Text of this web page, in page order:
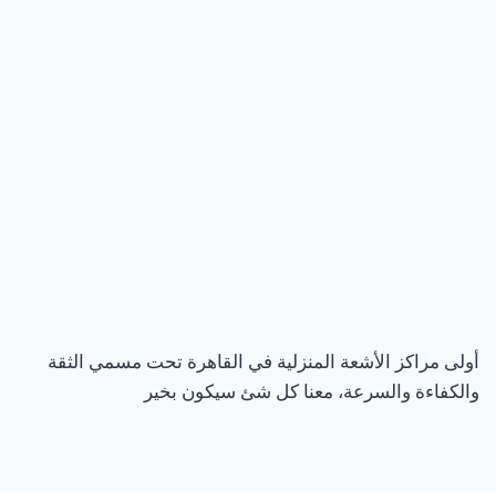
أولى مراكز الأشعة المنزلية في القاهرة تحت مسمي الثقة
والكفاءة والسرعة، معنا كل شئ سيكون بخير